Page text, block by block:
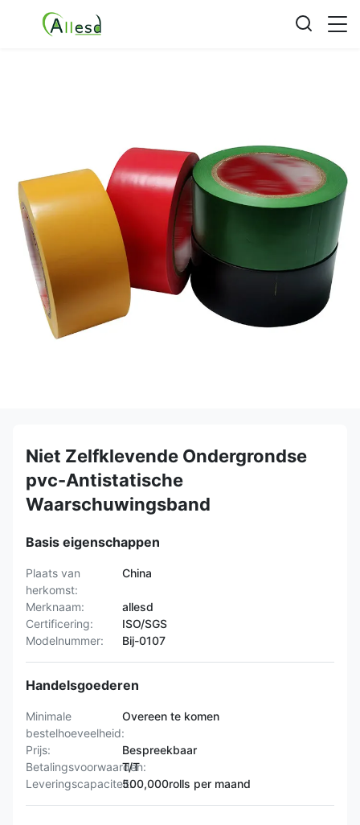
Niet Zelfklevende Ondergrondse
pvc-Antistatische
Waarschuwingsband
Basis eigenschappen
Plaats van
herkomst:
China
Merknaam:
allesd
Certificering:
ISO/SGS
Modelnummer:
Bij-0107
Handelsgoederen
Minimale
bestelhoeveelheid:
Overeen te komen
Prijs:
Bespreekbaar
Betalingsvoorwaarden:
T/T
Leveringscapaciteit:500,000rolls per maand